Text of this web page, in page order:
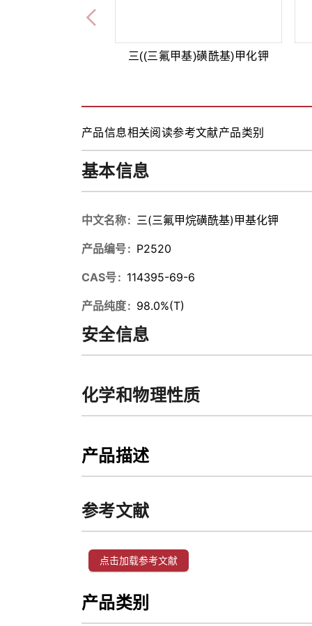
三((三氟甲基)磺酰基)甲化钾
产品信息相关阅读参考文献产品类别
基本信息
中文名称 三(三氟甲烷磺酰基)甲基化钾
产品编号 P2520
CAS号 114395-69-6
产品纯度 98.0%(T)
安全信息
化学和物理性质
产品描述
参考文献
点击加载参考文献
产品类别